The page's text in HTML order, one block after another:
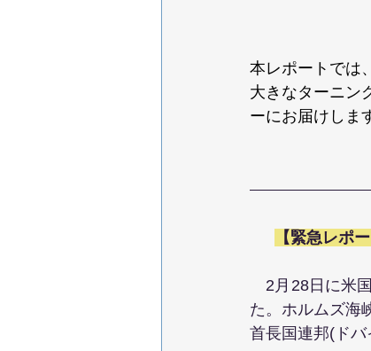
本レポートでは
大きなターニン
ーにお届けしま
【緊急レポ
2月28日に米
た。ホルムズ海
首長国連邦(ドバ